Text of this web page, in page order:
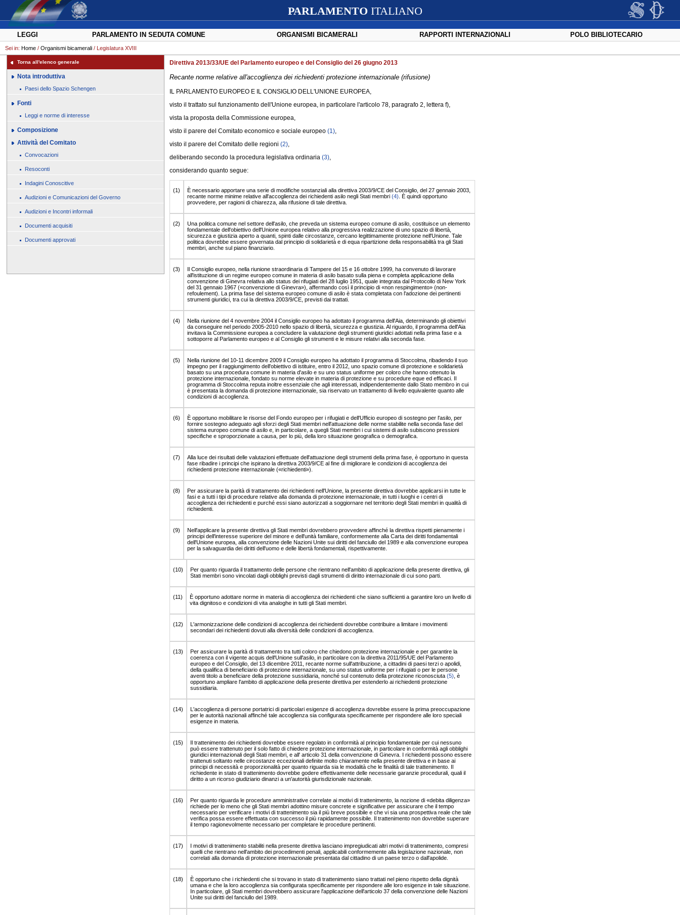
PARLAMENTO ITALIANO
LEGGI PARLAMENTO IN SEDUTA COMUNE ORGANISMI BICAMERALI RAPPORTI INTERNAZIONALI POLO BIBLIOTECARIO
Sei in: Home / Organismi bicamerali / Legislatura XVIII
Torna all'elenco generale
Nota introduttiva
Paesi dello Spazio Schengen
Fonti
Leggi e norme di interesse
Composizione
Attività del Comitato
Convocazioni
Resoconti
Indagini Conoscitive
Audizioni e Comunicazioni del Governo
Audizioni e Incontri informali
Documenti acquisiti
Documenti approvati
Direttiva 2013/33/UE del Parlamento europeo e del Consiglio del 26 giugno 2013
Recante norme relative all'accoglienza dei richiedenti protezione internazionale (rifusione)
IL PARLAMENTO EUROPEO E IL CONSIGLIO DELL'UNIONE EUROPEA,
visto il trattato sul funzionamento dell'Unione europea, in particolare l'articolo 78, paragrafo 2, lettera f),
vista la proposta della Commissione europea,
visto il parere del Comitato economico e sociale europeo (1),
visto il parere del Comitato delle regioni (2),
deliberando secondo la procedura legislativa ordinaria (3),
considerando quanto segue:
(1)
È necessario apportare una serie di modifiche sostanziali alla direttiva 2003/9/CE del Consiglio, del 27 gennaio 2003,
recante norme minime relative all'accoglienza dei richiedenti asilo negli Stati membri (4). È quindi opportuno
provvedere, per ragioni di chiarezza, alla rifusione di tale direttiva.
(2)
Una politica comune nel settore dell'asilo, che preveda un sistema europeo comune di asilo, costituisce un elemento
fondamentale dell'obiettivo dell'Unione europea relativo alla progressiva realizzazione di uno spazio di libertà,
sicurezza e giustizia aperto a quanti, spinti dalle circostanze, cercano legittimamente protezione nell'Unione. Tale
politica dovrebbe essere governata dal principio di solidarietà e di equa ripartizione della responsabilità tra gli Stati
membri, anche sul piano finanziario.
(3)
Il Consiglio europeo, nella riunione straordinaria di Tampere del 15 e 16 ottobre 1999, ha convenuto di lavorare
all'istituzione di un regime europeo comune in materia di asilo basato sulla piena e completa applicazione della
convenzione di Ginevra relativa allo status dei rifugiati del 28 luglio 1951, quale integrata dal Protocollo di New York
del 31 gennaio 1967 («convenzione di Ginevra»), affermando così il principio di «non respingimento» (non-
refoulement). La prima fase del sistema europeo comune di asilo è stata completata con l'adozione dei pertinenti
strumenti giuridici, tra cui la direttiva 2003/9/CE, previsti dai trattati.
(4)
Nella riunione del 4 novembre 2004 il Consiglio europeo ha adottato il programma dell'Aia, determinando gli obiettivi
da conseguire nel periodo 2005-2010 nello spazio di libertà, sicurezza e giustizia. Al riguardo, il programma dell'Aia
invitava la Commissione europea a concludere la valutazione degli strumenti giuridici adottati nella prima fase e a
sottoporre al Parlamento europeo e al Consiglio gli strumenti e le misure relativi alla seconda fase.
(5)
Nella riunione del 10-11 dicembre 2009 il Consiglio europeo ha adottato il programma di Stoccolma, ribadendo il suo
impegno per il raggiungimento dell'obiettivo di istituire, entro il 2012, uno spazio comune di protezione e solidarietà
basato su una procedura comune in materia d'asilo e su uno status uniforme per coloro che hanno ottenuto la
protezione internazionale, fondato su norme elevate in materia di protezione e su procedure eque ed efficaci. Il
programma di Stoccolma reputa inoltre essenziale che agli interessati, indipendentemente dallo Stato membro in cui
è presentata la domanda di protezione internazionale, sia riservato un trattamento di livello equivalente quanto alle
condizioni di accoglienza.
(6)
È opportuno mobilitare le risorse del Fondo europeo per i rifugiati e dell'Ufficio europeo di sostegno per l'asilo, per
fornire sostegno adeguato agli sforzi degli Stati membri nell'attuazione delle norme stabilite nella seconda fase del
sistema europeo comune di asilo e, in particolare, a quegli Stati membri i cui sistemi di asilo subiscono pressioni
specifiche e sproporzionate a causa, per lo più, della loro situazione geografica o demografica.
(7)
Alla luce dei risultati delle valutazioni effettuate dell'attuazione degli strumenti della prima fase, è opportuno in questa
fase ribadire i principi che ispirano la direttiva 2003/9/CE al fine di migliorare le condizioni di accoglienza dei
richiedenti protezione internazionale («richiedenti»).
(8)
Per assicurare la parità di trattamento dei richiedenti nell'Unione, la presente direttiva dovrebbe applicarsi in tutte le
fasi e a tutti i tipi di procedure relative alla domanda di protezione internazionale, in tutti i luoghi e i centri di
accoglienza dei richiedenti e purché essi siano autorizzati a soggiornare nel territorio degli Stati membri in qualità di
richiedenti.
(9)
Nell'applicare la presente direttiva gli Stati membri dovrebbero provvedere affinché la direttiva rispetti pienamente i
principi dell'interesse superiore del minore e dell'unità familiare, conformemente alla Carta dei diritti fondamentali
dell'Unione europea, alla convenzione delle Nazioni Unite sui diritti del fanciullo del 1989 e alla convenzione europea
per la salvaguardia dei diritti dell'uomo e delle libertà fondamentali, rispettivamente.
(10)
Per quanto riguarda il trattamento delle persone che rientrano nell'ambito di applicazione della presente direttiva, gli
Stati membri sono vincolati dagli obblighi previsti dagli strumenti di diritto internazionale di cui sono parti.
(11)
È opportuno adottare norme in materia di accoglienza dei richiedenti che siano sufficienti a garantire loro un livello di
vita dignitoso e condizioni di vita analoghe in tutti gli Stati membri.
(12)
L'armonizzazione delle condizioni di accoglienza dei richiedenti dovrebbe contribuire a limitare i movimenti
secondari dei richiedenti dovuti alla diversità delle condizioni di accoglienza.
(13)
Per assicurare la parità di trattamento tra tutti coloro che chiedono protezione internazionale e per garantire la
coerenza con il vigente acquis dell'Unione sull'asilo, in particolare con la direttiva 2011/95/UE del Parlamento
europeo e del Consiglio, del 13 dicembre 2011, recante norme sull'attribuzione, a cittadini di paesi terzi o apolidi,
della qualifica di beneficiario di protezione internazionale, su uno status uniforme per i rifugiati o per le persone
aventi titolo a beneficiare della protezione sussidiaria, nonché sul contenuto della protezione riconosciuta (5), è
opportuno ampliare l'ambito di applicazione della presente direttiva per estenderlo ai richiedenti protezione
sussidiaria.
(14)
L'accoglienza di persone portatrici di particolari esigenze di accoglienza dovrebbe essere la prima preoccupazione
per le autorità nazionali affinché tale accoglienza sia configurata specificamente per rispondere alle loro speciali
esigenze in materia.
(15)
Il trattenimento dei richiedenti dovrebbe essere regolato in conformità al principio fondamentale per cui nessuno
può essere trattenuto per il solo fatto di chiedere protezione internazionale, in particolare in conformità agli obblighi
giuridici internazionali degli Stati membri, e all' articolo 31 della convenzione di Ginevra. I richiedenti possono essere
trattenuti soltanto nelle circostanze eccezionali definite molto chiaramente nella presente direttiva e in base ai
principi di necessità e proporzionalità per quanto riguarda sia le modalità che le finalità di tale trattenimento. Il
richiedente in stato di trattenimento dovrebbe godere effettivamente delle necessarie garanzie procedurali, quali il
diritto a un ricorso giudiziario dinanzi a un'autorità giurisdizionale nazionale.
(16)
Per quanto riguarda le procedure amministrative correlate ai motivi di trattenimento, la nozione di «debita diligenza»
richiede per lo meno che gli Stati membri adottino misure concrete e significative per assicurare che il tempo
necessario per verificare i motivi di trattenimento sia il più breve possibile e che vi sia una prospettiva reale che tale
verifica possa essere effettuata con successo il più rapidamente possibile. Il trattenimento non dovrebbe superare
il tempo ragionevolmente necessario per completare le procedure pertinenti.
(17)
I motivi di trattenimento stabiliti nella presente direttiva lasciano impregiudicati altri motivi di trattenimento, compresi
quelli che rientrano nell'ambito dei procedimenti penali, applicabili conformemente alla legislazione nazionale, non
correlati alla domanda di protezione internazionale presentata dal cittadino di un paese terzo o dall'apolide.
(18)
È opportuno che i richiedenti che si trovano in stato di trattenimento siano trattati nel pieno rispetto della dignità
umana e che la loro accoglienza sia configurata specificamente per rispondere alle loro esigenze in tale situazione.
In particolare, gli Stati membri dovrebbero assicurare l'applicazione dell'articolo 37 della convenzione delle Nazioni
Unite sui diritti del fanciullo del 1989.